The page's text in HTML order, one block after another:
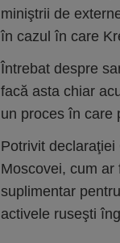
miniştrii de
în cazul în care
Întrebat despre
facă asta chiar
un proces în care
Potrivit
Moscovei, cum ar
suplimentar
activele ruseşti